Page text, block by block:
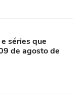
séries que
de agosto de